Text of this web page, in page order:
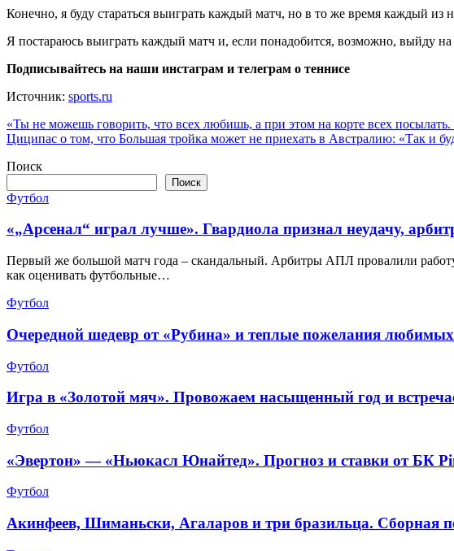
Конечно, я буду стараться выиграть каждый матч, но в то же время каждый
Я постараюсь выиграть каждый матч и, если понадобится, возможно, выйду на
Подписывайтесь на наши инстаграм и телеграм о теннисе
Источник: sports.ru
Навигация
по
записям
«Ты не можешь говорить, что всех любишь, а при этом на корте всех
Циципас о том, что Большая тройка может не приехать в Австралию: «Так и
Поиск
Поиск
Футбол
«„Арсенал“ играл лучше». Гвардиола признал неудачу,
Первый же большой матч года – скандальный. Арбитры АПЛ провалили
как оценивать футбольные…
Футбол
Очередной шедевр от «Рубина» и теплые пожелания
Футбол
Игра в «Золотой мяч». Провожаем насыщенный год и
Футбол
«Эвертон» — «Ньюкасл Юнайтед». Прогноз и ставки от БК
Футбол
Акинфеев, Шиманьски, Агаларов и три бразильца. Сборная